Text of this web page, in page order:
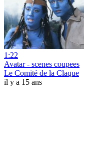
1:22
Avatar - scenes coupees
Le Comité de la Claque
il y a 15 ans